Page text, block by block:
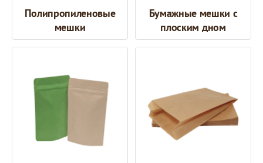
Полипропиленовые
мешки
Бумажные мешки с
плоским дном